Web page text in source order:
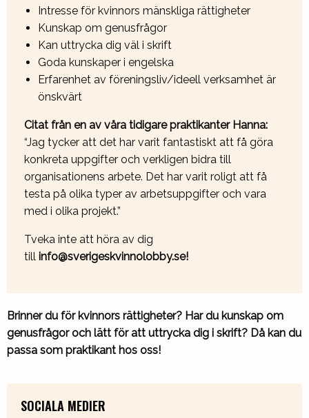
Intresse för kvinnors mänskliga rättigheter
Kunskap om genusfrågor
Kan uttrycka dig väl i skrift
Goda kunskaper i engelska
Erfarenhet av föreningsliv/ideell verksamhet är
önskvärt
Citat från en av våra tidigare praktikanter Hanna:
“Jag tycker att det har varit fantastiskt att få göra
konkreta uppgifter och verkligen bidra till
organisationens arbete. Det har varit roligt att få
testa på olika typer av arbetsuppgifter och vara
med i olika projekt.”
Tveka inte att höra av dig
till info@sverigeskvinnolobby.se!
Brinner du för kvinnors rättigheter? Har du kunskap om
genusfrågor och lätt för att uttrycka dig i skrift? Då kan du
passa som praktikant hos oss!
SOCIALA MEDIER